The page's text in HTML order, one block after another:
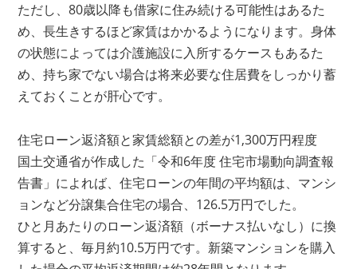
ただし、80歳以降も借家に住み続ける可能性はあるた
め、長生きするほど家賃はかかるようになります。身体
の状態によっては介護施設に入所するケースもあるた
め、持ち家でない場合は将来必要な住居費をしっかり蓄
えておくことが肝心です。
住宅ローン返済額と家賃総額との差が1,300万円程度
国土交通省が作成した「令和6年度 住宅市場動向調査報
告書」によれば、住宅ローンの年間の平均額は、マンシ
ョンなど分譲集合住宅の場合、126.5万円でした。
ひと月あたりのローン返済額（ボーナス払いなし）に換
算すると、毎月約10.5万円です。新築マンションを購入